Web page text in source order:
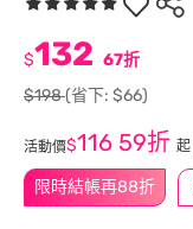
限時結帳再88折
$132 67折
$198(省下: $66)
活動價$116 59折 起